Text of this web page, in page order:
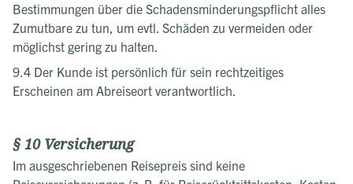
Bestimmungen über die Schadensminderungspflicht alles
Zumutbare zu tun, um evtl. Schäden zu vermeiden oder
möglichst gering zu halten.
9.4 Der Kunde ist persönlich für sein rechtzeitiges
Erscheinen am Abreiseort verantwortlich.
§ 10 Versicherung
Im ausgeschriebenen Reisepreis sind keine